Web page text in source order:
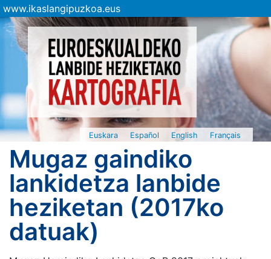
www.ikaslangipuzkoa.eus
Euskara Español English Français
Mugaz gaindiko
lankidetza lanbide
heziketan (2017ko
datuak)